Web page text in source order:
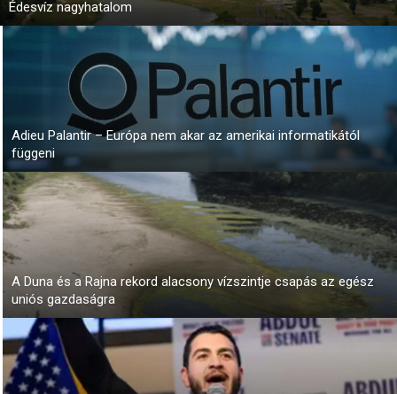
Édesvíz nagyhatalom
Adieu Palantir – Európa nem akar az amerikai informatikától
függeni
A Duna és a Rajna rekord alacsony vízszintje csapás az egész
uniós gazdaságra